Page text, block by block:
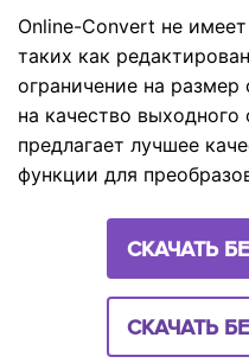
Online-Convert не
таких как
ограничение на
на качество
предлагает лучшее
функции для
СКАЧАТЬ
СКАЧАТЬ